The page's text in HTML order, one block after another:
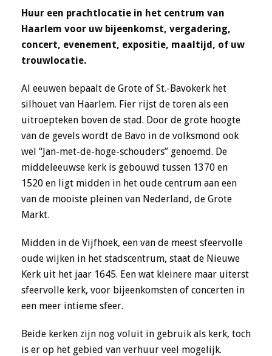
Huur een prachtlocatie in het centrum van
Haarlem voor uw bijeenkomst, vergadering,
concert, evenement, expositie, maaltijd, of uw
trouwlocatie.
Al eeuwen bepaalt de Grote of St.-Bavokerk het
silhouet van Haarlem. Fier rijst de toren als een
uitroepteken boven de stad. Door de grote hoogte
van de gevels wordt de Bavo in de volksmond ook
wel “Jan-met-de-hoge-schouders” genoemd. De
middeleeuwse kerk is gebouwd tussen 1370 en
1520 en ligt midden in het oude centrum aan een
van de mooiste pleinen van Nederland, de Grote
Markt.
Midden in de Vijfhoek, een van de meest sfeervolle
oude wijken in het stadscentrum, staat de Nieuwe
Kerk uit het jaar 1645. Een wat kleinere maar uiterst
sfeervolle kerk, voor bijeenkomsten of concerten in
een meer intieme sfeer.
Beide kerken zijn nog voluit in gebruik als kerk, toch
is er op het gebied van verhuur veel mogelijk.